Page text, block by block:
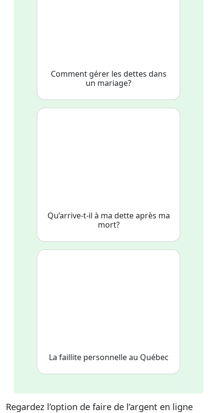
Comment gérer les dettes dans
un mariage?
Qu’arrive-t-il à ma dette après ma
mort?
La faillite personnelle au Québec
Regardez l’option de faire de l’argent en ligne